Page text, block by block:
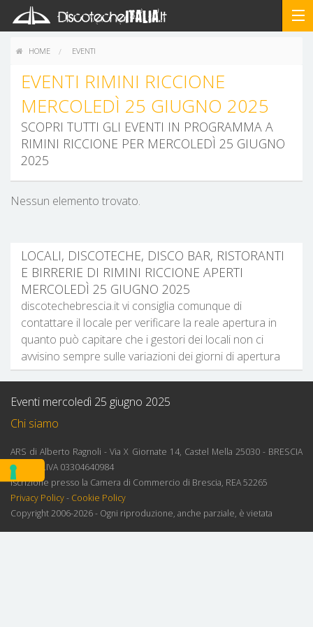
HOME EVENTI
EVENTI RIMINI RICCIONE
MERCOLEDÌ 25 GIUGNO 2025
SCOPRI TUTTI GLI EVENTI IN PROGRAMMA A
RIMINI RICCIONE PER MERCOLEDÌ 25 GIUGNO
2025
Nessun elemento trovato.
LOCALI, DISCOTECHE, DISCO BAR, RISTORANTI
E BIRRERIE DI RIMINI RICCIONE APERTI
MERCOLEDÌ 25 GIUGNO 2025
discotechebrescia.it vi consiglia comunque di
contattare il locale per verificare la reale apertura in
quanto può capitare che i gestori dei locali non ci
avvisino sempre sulle variazioni dei giorni di apertura
Eventi mercoledì 25 giugno 2025
Chi siamo
ARS di Alberto Ragnoli - Via X Giornate 14, Castel Mella 25030 - BRESCIA
ITALY - P.IVA 03304640984
Iscrizione presso la Camera di Commercio di Brescia, REA 52265
Privacy Policy- Cookie Policy
Copyright 2006-2026 - Ogni riproduzione, anche parziale, è vietata